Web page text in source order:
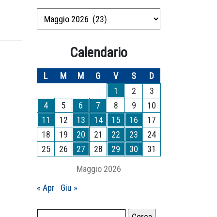
Archivio
mesi
Calendario
Maggio 2026
L M M G V S
D
1
2
3
4
5 6 7 8 9
10
11
12 13 14 15 16
17
18
19 20 21 22 23
24
25
26 27 28 29 30 31
« Apr Giu »